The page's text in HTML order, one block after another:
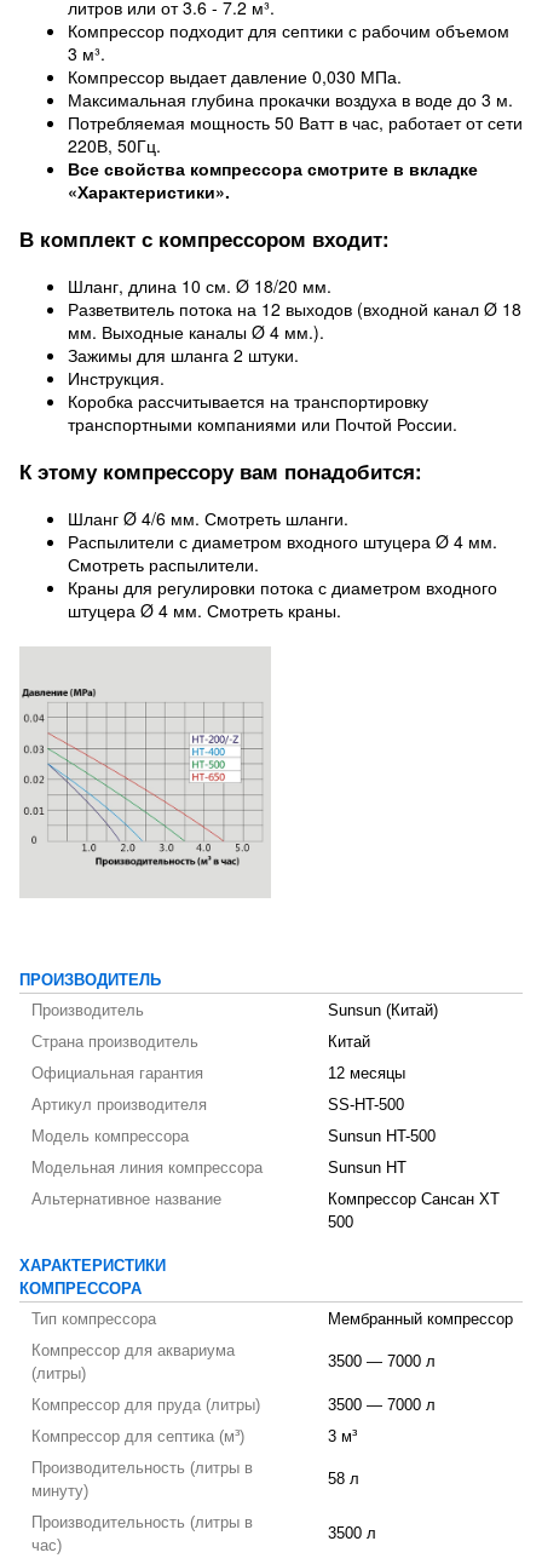
литров или от 3.6 - 7.2 м³.
Компрессор подходит для септики с рабочим объемом
3 м³.
Компрессор выдает давление 0,030 МПа.
Максимальная глубина прокачки воздуха в воде до 3 м.
Потребляемая мощность 50 Ватт в час, работает от сети
220В, 50Гц.
Все свойства компрессора смотрите в вкладке
«Характеристики».
В комплект с компрессором входит:
Шланг, длина 10 см. Ø 18/20 мм.
Разветвитель потока на 12 выходов (входной канал Ø 18
мм. Выходные каналы Ø 4 мм.).
Зажимы для шланга 2 штуки.
Инструкция.
Коробка рассчитывается на транспортировку
транспортными компаниями или Почтой России.
К этому компрессору вам понадобится:
Шланг Ø 4/6 мм. Смотреть шланги.
Распылители с диаметром входного штуцера Ø 4 мм.
Смотреть распылители.
Краны для регулировки потока с диаметром входного
штуцера Ø 4 мм. Смотреть краны.
ПРОИЗВОДИТЕЛЬ
Производитель
Sunsun (Китай)
Страна производитель
Китай
Официальная гарантия
12 месяцы
Артикул производителя
SS-HT-500
Модель компрессора
Sunsun HT-500
Модельная линия компрессора
Sunsun HT
Альтернативное название
Компрессор Сансан ХТ
500
ХАРАКТЕРИСТИКИ
КОМПРЕССОРА
Тип компрессора
Мембранный компрессор
Компрессор для аквариума
(литры)
3500 — 7000 л
Компрессор для пруда (литры)
3500 — 7000 л
Компрессор для септика (м³)
3 м³
Производительность (литры в
минуту)
58 л
Производительность (литры в
час)
3500 л